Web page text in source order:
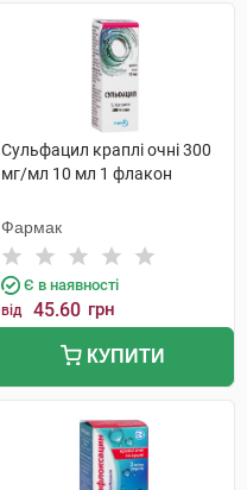
Сульфацил краплі очні 300
мг/мл 10 мл 1 флакон
Фармак
Є в наявності
від 45.60 грн
КУПИТИ